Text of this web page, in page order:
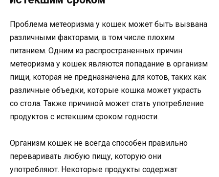
Проблема метеоризма у кошек может быть вызвана
различными факторами, в том числе плохим
питанием. Одним из распространенных причин
метеоризма у кошек являются попадание в организм
пищи, которая не предназначена для котов, таких как
различные объедки, которые кошка может украсть
со стола. Также причиной может стать употребление
продуктов с истекшим сроком годности.
Организм кошек не всегда способен правильно
переваривать любую пищу, которую они
употребляют. Некоторые продукты содержат